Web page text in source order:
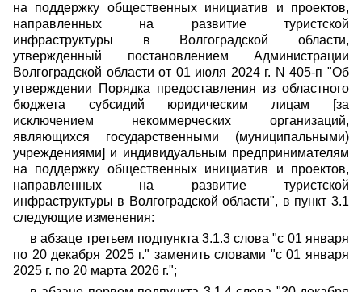
на поддержку общественных инициатив и проектов,
направленных на развитие туристской
инфраструктуры в Волгоградской области,
утвержденный постановлением Администрации
Волгоградской области от 01 июля 2024 г. N 405-п "Об
утверждении Порядка предоставления из областного
бюджета субсидий юридическим лицам [за
исключением некоммерческих организаций,
являющихся государственными (муниципальными)
учреждениями] и индивидуальным предпринимателям
на поддержку общественных инициатив и проектов,
направленных на развитие туристской
инфраструктуры в Волгоградской области", в пункт 3.1
следующие изменения:
в абзаце третьем подпункта 3.1.3 слова "с 01 января
по 20 декабря 2025 г." заменить словами "с 01 января
2025 г. по 20 марта 2026 г.";